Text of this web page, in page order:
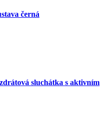
černá
sluchátka s aktivním